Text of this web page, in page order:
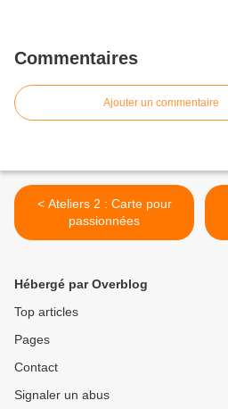
Commentaires
Ajouter un commentaire
< Ateliers 2 : Carte pour
passionnées
Hébergé par Overblog
Top articles
Pages
Contact
Signaler un abus